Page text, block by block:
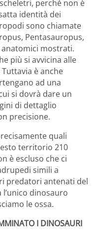
perché non è
identità dei
sono chiamate
Pentasauropus,
anatomici mostrati.
più si avvicina alle
è anche
ad una
si dovrà dare un
di dettaglio
precisione.
quali
territorio 210
è escluso che ci
simili a
predatori antenati del
dinosauro
le ossa.
I DINOSAURI